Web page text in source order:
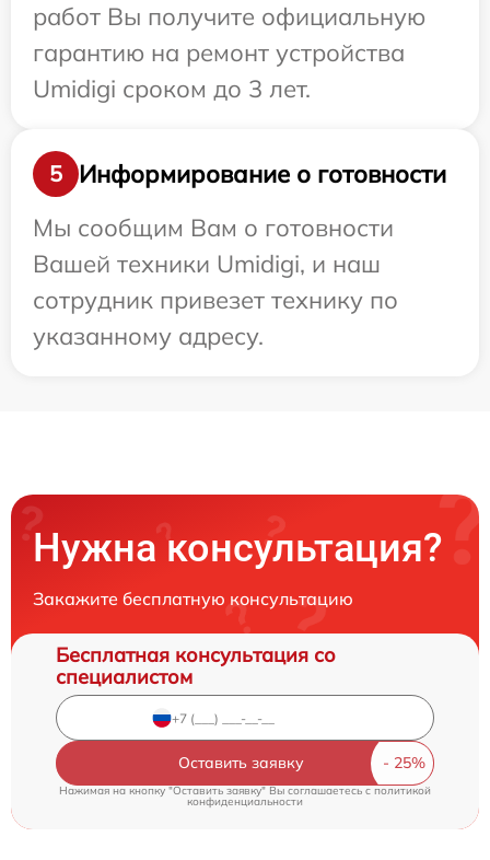
работ Вы получите официальную
гарантию на ремонт устройства
Umidigi сроком до 3 лет.
5
Информирование о готовности
Мы сообщим Вам о готовности
Вашей техники Umidigi, и наш
сотрудник привезет технику по
указанному адресу.
Нужна консультация?
Закажите бесплатную консультацию
Бесплатная консультация со
специалистом
Оставить заявку
Нажимая на кнопку "Оставить заявку" Вы соглашаетесь c политикой
конфиденциальности